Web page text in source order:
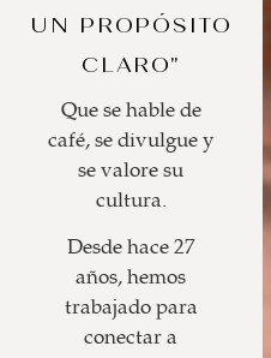
UN PROPÓSITO
CLARO"
Que se hable de
café, se divulgue y
se valore su
cultura.
Desde hace 27
años, hemos
trabajado para
conectar a